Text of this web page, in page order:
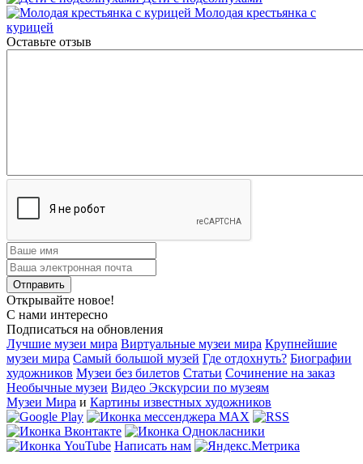
Молодая крестьянка с
курицей
Оставьте отзыв
Открывайте новое!
С нами интересно
Подписаться на обновления
Лучшие музеи мира Виртуальные музеи мира Крупнейшие
музеи мира Самый большой музей Где отдохнуть? Биографии
художников Музеи без билетов Статьи Сочинение на заказ
Необычные музеи Видео Экскурсии по музеям
Музеи Мира и Картины известных художников
Написать нам